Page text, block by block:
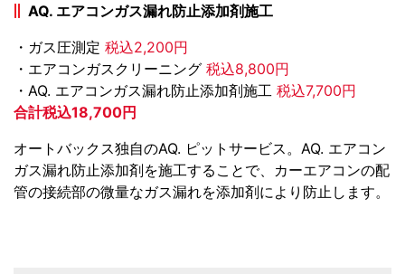
AQ. エアコンガス漏れ防止添加剤施工
・ガス圧測定 税込2,200円
・エアコンガスクリーニング 税込8,800円
・AQ. エアコンガス漏れ防止添加剤施工 税込7,700円
合計税込18,700円
オートバックス独自のAQ. ピットサービス。AQ. エアコン
ガス漏れ防止添加剤を施工することで、カーエアコンの配
管の接続部の微量なガス漏れを添加剤により防止します。